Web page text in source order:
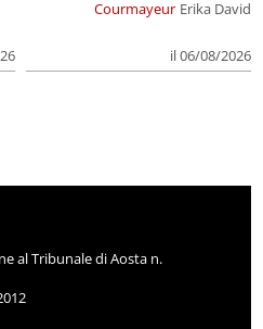
Courmayeur Erika David
il 06/08/2026
al Tribunale di Aosta n.